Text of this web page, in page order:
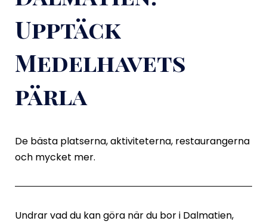
Upptäck
Medelhavets
pärla
De bästa platserna, aktiviteterna, restaurangerna
och mycket mer.
Undrar vad du kan göra när du bor i Dalmatien,